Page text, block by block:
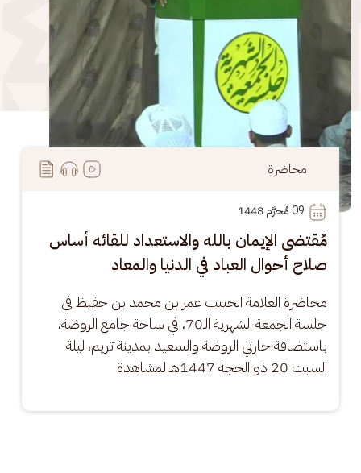
محاضرة
09 مُحرَّم 1448
مُقتضى الإيمان بالله والاستعداد للقائه أساس
صلاح أحوال العباد في الدنيا والمعاد
محاضرة العلامة الحبيب عمر بن محمد بن حفيظ في
جلسة الجمعة الشهرية الـ70، في ساحة جامع الروضة،
باستضافة حارتي الروضة والسعيد بمدينة تريم، ليلة
السبت 20 ذو الحجة 1447هـ لمشاهدة